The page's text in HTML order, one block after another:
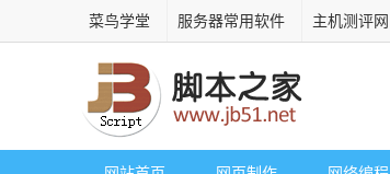
菜鸟学堂 服务器常用软件 主机测评网